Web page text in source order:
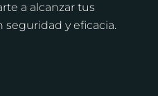
a alcanzar tus
seguridad y eficacia.